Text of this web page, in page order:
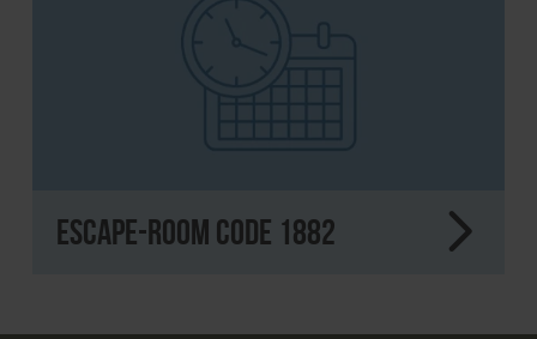
Escape-Room Code 1882